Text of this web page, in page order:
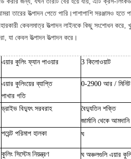
উত্পাদন পেতে পারি।পাশাপাশি সরঞ্জামও হতে
কেবলমাত্র উত্পাদন লাইনকে কিছু সংশোধন
যা কেবল উত্পাদন উত্পাদন করে।
এয়ার কুলিং ফ্যান পাওয়ার 3 কিলোওয়াট
এয়ার কুলিংয়ের ব্যাপ্তি
পাখার গতি
0-2900 আর / মিনিট
ড্রাইভ বিদ্যুৎ সরবরাহ
বৈদ্যুতিন শক্তি
জার্মানি থেকে
পয়েন্ট পরিমাপ হালকা ঘ
কুলিং সিস্টেম নিয়ন্ত্রণ ঘঅঞ্চলগুলি এয়ার